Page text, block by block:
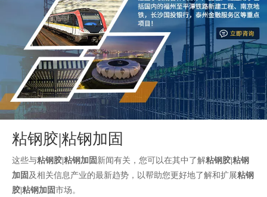
粘钢胶|粘钢加固
这些与粘钢胶|粘钢加固 新闻有关，您可以在其中了解粘钢胶|粘钢
加固 及相关信息产业的最新趋势，以帮助您更好地了解和扩展粘钢
胶|粘钢加固市场。